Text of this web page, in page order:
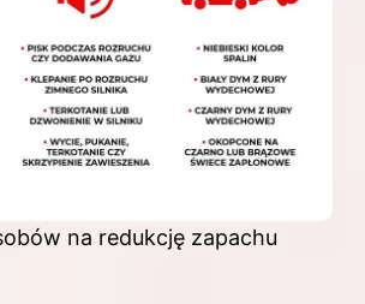
na redukcję zapachu